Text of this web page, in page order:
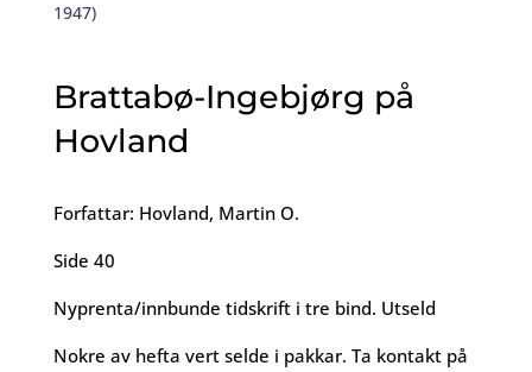
1947)
Brattabø-Ingebjørg på
Hovland
Forfattar: Hovland, Martin O.
Side 40
Nyprenta/innbunde tidskrift i tre bind. Utseld
Nokre av hefta vert selde i pakkar. Ta kontakt på